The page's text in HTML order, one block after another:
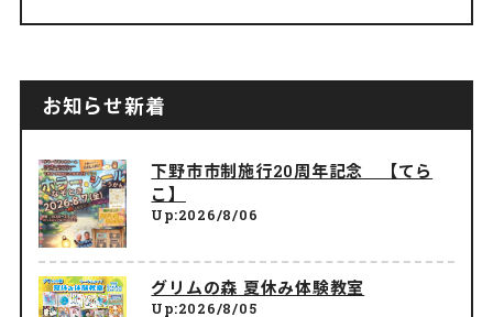
お知らせ新着
下野市市制施行20周年記念 【てら
こ】
Up:2026/8/06
グリムの森 夏休み体験教室
Up:2026/8/05